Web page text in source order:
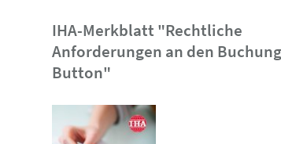
IHA-Merkblatt "Rechtliche
Anforderungen an den
Button"